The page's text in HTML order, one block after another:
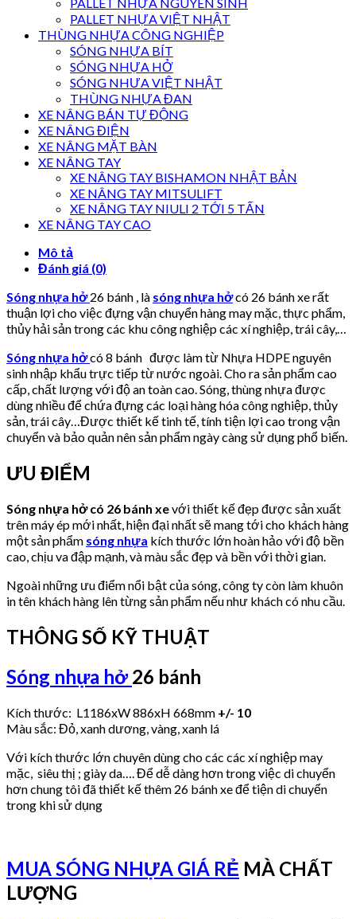
PALLET NHỰA VIỆT NHẬT
THÙNG NHỰA CÔNG NGHIỆP
SÓNG NHỰA BÍT
SÓNG NHỰA HỞ
SÓNG NHƯA VIỆT NHẬT
THÙNG NHỰA ĐAN
XE NÂNG BÁN TỰ ĐỘNG
XE NÂNG ĐIỆN
XE NÂNG MẶT BÀN
XE NÂNG TAY
XE NÂNG TAY BISHAMON NHẬT BẢN
XE NÂNG TAY MITSULIFT
XE NÂNG TAY NIULI 2 TỚI 5 TẤN
XE NÂNG TAY CAO
Mô tả
Đánh giá (0)
Sóng nhựa hở26 bánh , là sóng nhựa hởcó 26 bánh xe rất
thuận lợi cho việc đựng vận chuyển hàng may mặc, thực phẩm,
thủy hải sản trong các khu công nghiệp các xí nghiệp, trái cây,…
Sóng nhựa hởcó 8 bánh được làm từ Nhựa HDPE nguyên
sinh nhập khẩu trực tiếp từ nước ngoài. Cho ra sản phẩm cao
cấp, chất lượng với độ an toàn cao. Sóng, thùng nhựa được
dùng nhiều để chứa đựng các loại hàng hóa công nghiệp, thủy
sản, trái cây…Được thiết kế tinh tế, tính tiện lợi cao trong vận
chuyển và bảo quản nên sản phẩm ngày càng sử dụng phổ biến.
ƯU ĐIỂM
Sóng nhựa hở có 26 bánh xevới thiết kế đẹp được sản xuất
trên máy ép mới nhất, hiện đại nhất sẽ mang tới cho khách hàng
một sản phẩm sóng nhựa kích thước lớn hoàn hảo với độ bền
cao, chịu va đập mạnh, và màu sắc đẹp và bền với thời gian.
Ngoài những ưu điểm nổi bật của sóng, công ty còn làm khuôn
in tên khách hàng lên từng sản phẩm nếu như khách có nhu cầu.
THÔNG SỐ KỸ THUẬT
Sóng nhựa hở 26 bánh
Kích thước: L1186xW 886xH 668mm +/- 10
Màu sắc: Đỏ, xanh dương, vàng, xanh lá
Với kích thước lớn chuyên dùng cho các các xí nghiệp may
mặc, siêu thị ; giày da…. Để dễ dàng hơn trong việc di chuyển
hơn chung tôi đã thiết kế thêm 26 bánh xe để tiện di chuyển
trong khi sử dụng
MUA SÓNG NHỰA GIÁ RẺ MÀ CHẤT
LƯỢNG